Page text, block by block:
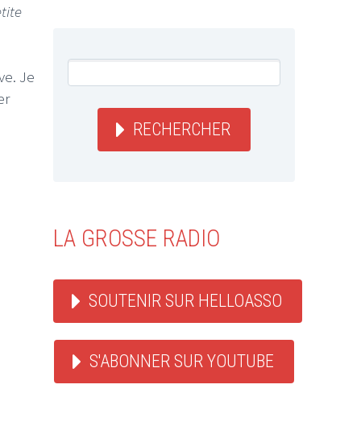
Je
RECHERCHER
LA GROSSE RADIO
SOUTENIR SUR HELLOASSO
S'ABONNER SUR YOUTUBE